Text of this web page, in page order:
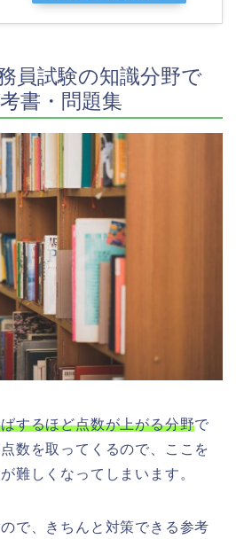
員試験の知識分野で
書・問題集
するほど点数が上がる分野で
数を取ってくるので、ここを
難しくなってしまいます。
で、きちんと対策できる参考